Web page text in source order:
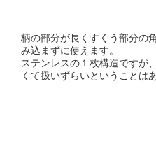
柄の部分が長くすくう部分の
み込まずに使えます。
ステンレスの１枚構造ですが
くて扱いずらいということは